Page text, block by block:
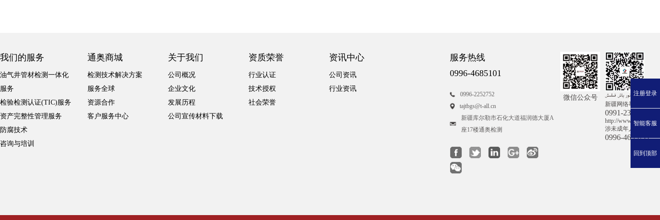
注册登录
智能客服
回到顶部
我们的服务
油气井管材检测一体化
服务
检验检测认证(TIC)服务
资产完整性管理服务
防腐技术
咨询与培训
通奥商城
检测技术解决方案
服务全球
资源合作
客户服务中心
关于我们
公司概况
企业文化
发展历程
公司宣传材料下载
资质荣誉
行业认证
技术授权
社会荣誉
资讯中心
公司资讯
行业资讯
服务热线
0996-4685101
0996-2252752
tajtbgs@t-all.cn
新疆库尔勒市石化大道福润德大厦A
座17楼通奥检测
微信公众号
新疆网络举报
0991-2384777
http://www.xjwljb.com/
涉未成年人举报热线
0996-4695211